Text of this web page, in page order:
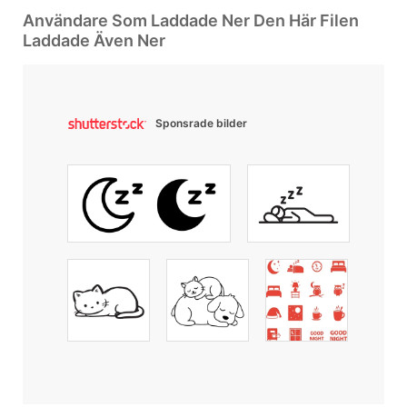
Användare Som Laddade Ner Den Här Filen
Laddade Även Ner
Sponsrade bilder